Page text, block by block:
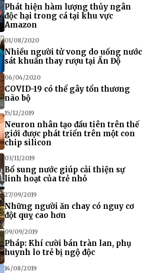
Phát hiện hàm lượng thủy ngân
độc hại trong cá tại khu vực
Amazon
01/08/2020
Nhiều người tử vong do uống nước
sát khuẩn thay rượu tại Ấn Độ
06/04/2020
COVID-19 có thể gây tổn thương
não bộ
15/12/2019
Neuron nhân tạo đầu tiên trên thế
giới được phát triển trên một con
chip silicon
03/11/2019
Bổ sung nước giúp cải thiện sự
linh hoạt của trẻ nhỏ
27/09/2019
Những người ăn chay có nguy cơ
đột quỵ cao hơn
09/09/2019
Pháp: Khí cười bán tràn lan, phụ
huynh lo trẻ bị ngộ độc
14/08/2019